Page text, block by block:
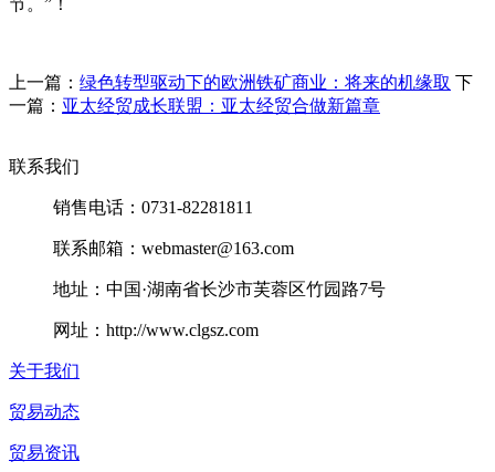
上一篇： 绿色转型驱动下的欧洲铁矿商业：将来的机缘取 下
一篇： 亚太经贸成长联盟：亚太经贸合做新篇章
联系我们
销售电话：0731-82281811
联系邮箱：webmaster@163.com
地址：中国·湖南省长沙市芙蓉区竹园路7号
网址：http://www.clgsz.com
关于我们
贸易动态
贸易资讯